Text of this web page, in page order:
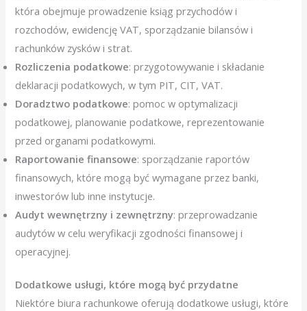
która obejmuje prowadzenie ksiąg przychodów i
rozchodów, ewidencję VAT, sporządzanie bilansów i
rachunków zysków i strat.
Rozliczenia podatkowe: przygotowywanie i składanie
deklaracji podatkowych, w tym PIT, CIT, VAT.
Doradztwo podatkowe: pomoc w optymalizacji
podatkowej, planowanie podatkowe, reprezentowanie
przed organami podatkowymi.
Raportowanie finansowe: sporządzanie raportów
finansowych, które mogą być wymagane przez banki,
inwestorów lub inne instytucje.
Audyt wewnętrzny i zewnętrzny: przeprowadzanie
audytów w celu weryfikacji zgodności finansowej i
operacyjnej.
Dodatkowe usługi, które mogą być przydatne
Niektóre biura rachunkowe oferują dodatkowe usługi, które